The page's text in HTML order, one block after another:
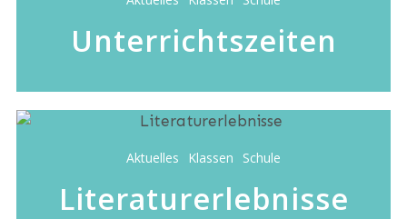
Unterrichtszeiten
Aktuelles Klassen Schule
Literaturerlebnisse